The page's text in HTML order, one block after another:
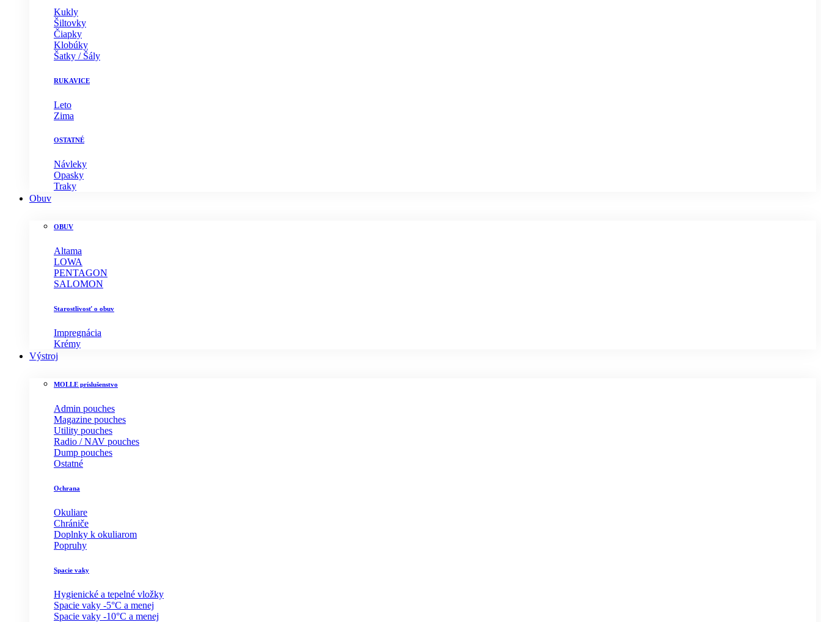
Kukly
Šiltovky
Čiapky
Klobúky
Šatky / Šály
RUKAVICE
Leto
Zima
OSTATNÉ
Návleky
Opasky
Traky
Obuv
OBUV
Altama
LOWA
PENTAGON
SALOMON
Starostlivosť o obuv
Impregnácia
Krémy
Výstroj
MOLLE príslušenstvo
Admin pouches
Magazine pouches
Utility pouches
Radio / NAV pouches
Dump pouches
Ostatné
Ochrana
Okuliare
Chrániče
Doplnky k okuliarom
Popruhy
Spacie vaky
Hygienické a tepelné vložky
Spacie vaky -5°C a menej
Spacie vaky -10°C a menej